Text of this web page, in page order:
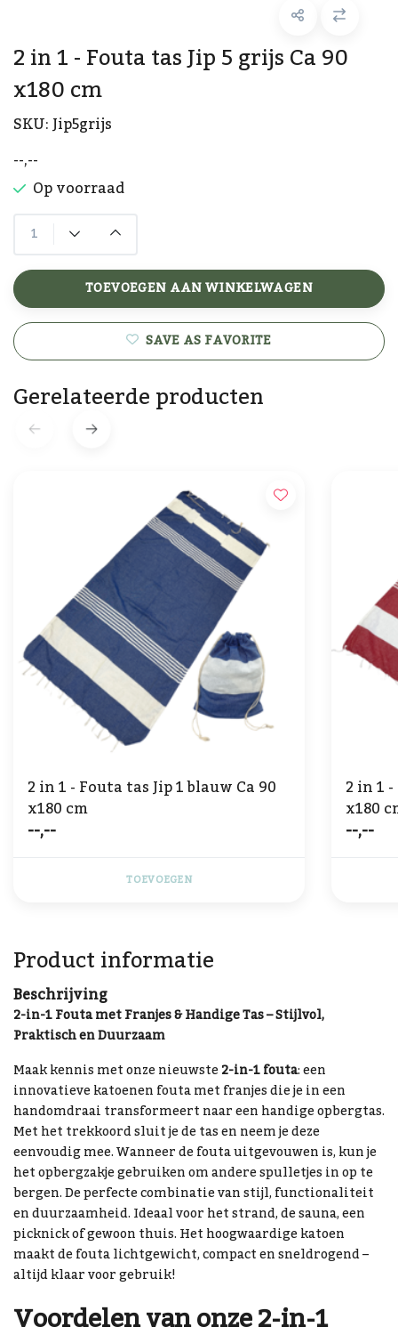
2 in 1 - Fouta tas Jip 5 grijs Ca 90
x180 cm
SKU:Jip5grijs
--,--
Op voorraad
TOEVOEGEN AAN WINKELWAGEN
SAVE AS FAVORITE
Gerelateerde producten
2 in 1 - Fouta tas Jip 1 blauw Ca 90
x180 cm
--,--
TOEVOEGEN
2 in 1 - Fouta tas Jip 2 rood Ca 90
x180
--,--
Product informatie
Beschrijving
2-in-1 Fouta met Franjes & Handige Tas – Stijlvol,
Praktisch en Duurzaam
Maak kennis met onze nieuwste2-in-1 fouta: een
innovatieve katoenen fouta met franjes die je in een
handomdraai transformeert naar een handige opbergtas.
Met het trekkoord sluit je de tas en neem je deze
eenvoudig mee. Wanneer de fouta uitgevouwen is, kun je
het opbergzakje gebruiken om andere spulletjes in op te
bergen. De perfecte combinatie van stijl, functionaliteit
en duurzaamheid. Ideaal voor het strand, de sauna, een
picknick of gewoon thuis. Het hoogwaardige katoen
maakt de fouta lichtgewicht, compact en sneldrogend –
altijd klaar voor gebruik!
Voordelen van onze 2-in-1